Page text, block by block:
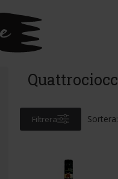
Filtrera Sortera: